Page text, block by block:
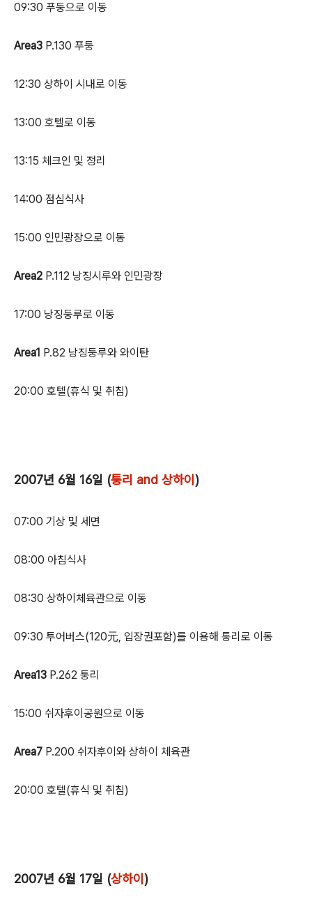
09:30 푸둥으로 이동
Area3 P.130 푸둥
12:30 상하이 시내로 이동
13:00 호텔로 이동
13:15 체크인 및 정리
14:00 점심식사
15:00 인민광장으로 이동
Area2 P.112 낭징시루와 인민광장
17:00 낭징둥루로 이동
Area1 P.82 낭징둥루와 와이탄
20:00 호텔(휴식 및 취침)
2007년 6월 16일 (퉁리 and 상하이 )
07:00 기상 및 세면
08:00 아침식사
08:30 상하이체육관으로 이동
09:30 투어버스(120元, 입장권포함)를 이용해 퉁리로 이동
Area13 P.262 퉁리
15:00 쉬자후이공원으로 이동
Area7 P.200 쉬자후이와 상하이 체육관
20:00 호텔(휴식 및 취침)
2007년 6월 17일 (상하이 )